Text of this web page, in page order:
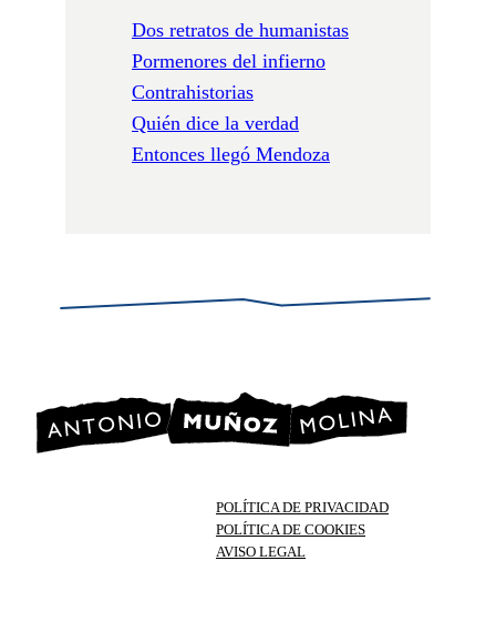
Dos retratos de humanistas
Pormenores del infierno
Contrahistorias
Quién dice la verdad
Entonces llegó Mendoza
POLÍTICA DE PRIVACIDAD
POLÍTICA DE COOKIES
AVISO LEGAL